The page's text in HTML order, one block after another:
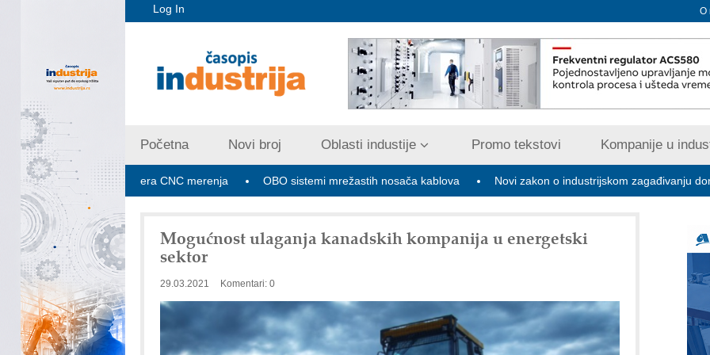
Log In O
Početna Novi broj Oblasti industije Promo tekstovi Kompanije u
V PLUS: Nova era CNC merenja OBO sistemi mrežastih nosača kablova Novi zakon o industrijskom zagađivanju donosi
Mogućnost ulaganja kanadskih kompanija u energetski
sektor
29.03.2021 Komentari: 0